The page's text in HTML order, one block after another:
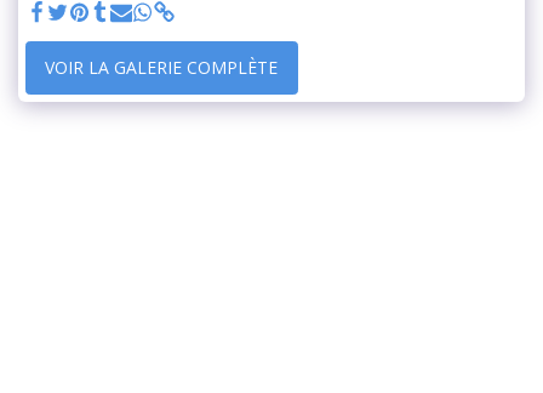
VOIR LA GALERIE COMPLÈTE